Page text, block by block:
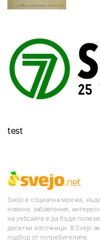
test
Svejo е социална мрежа,
новини, забавления,
на уебсайта е да бъде
десетки източници. В Svejo
подбор от потребителите.